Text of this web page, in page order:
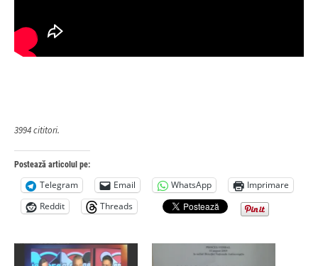
3994 cititori.
Postează articolul pe:
Telegram Email WhatsApp
Imprimare
Reddit
Threads